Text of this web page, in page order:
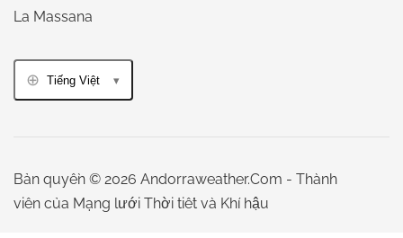
La Massana
Tiếng Việt
Bản quyền © 2026 Andorraweather.Com - Thành
viên của Mạng lưới Thời tiết và Khí hậu